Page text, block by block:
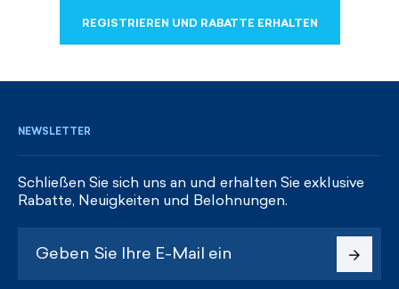
REGISTRIEREN UND RABATTE ERHALTEN
NEWSLETTER
Schließen Sie sich uns an und erhalten Sie exklusive
Rabatte, Neuigkeiten und Belohnungen.